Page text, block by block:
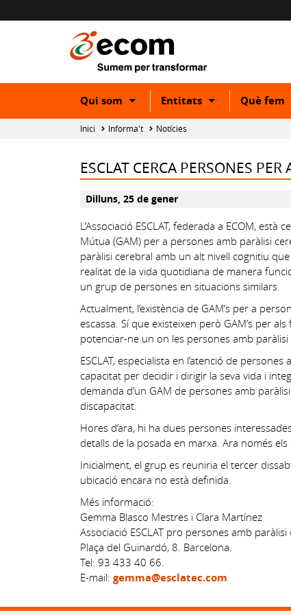
Qui som
Show
hide
Entitats
ShowQuè fem
Inici Informa't Notícies
ESCLAT CERCA PERSONES
Dilluns, 25 de gener
L’Associació ESCLAT, federada a ECOM,
Mútua (GAM) per a persones amb paràlisi
paràlisi cerebral amb un alt nivell cognitiu
realitat de la vida quotidiana de manera
un grup de persones en situacions similars.
Actualment, l’existència de GAM’s per a
escassa. Sí que existeixen però GAM’s per
potenciar-ne un on les persones amb
ESCLAT, especialista en l’atenció de
capacitat per decidir i dirigir la seva vida i
demanda d’un GAM de persones amb
discapacitat.
Hores d’ara, hi ha dues persones
detalls de la posada en marxa. Ara només
Inicialment, el grup es reuniria el tercer
ubicació encara no està definida.
Més informació:
Gemma Blasco Mestres i Clara Martínez
Associació ESCLAT pro persones amb paràlisi
Plaça del Guinardó, 8. Barcelona.
Tel: 93 433 40 66.
E-mail: gemma@esclatec.com